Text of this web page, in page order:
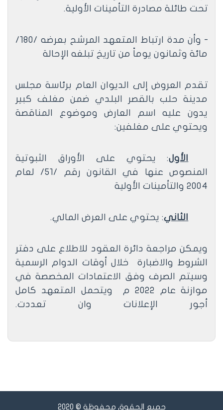
تحت طائلة مصادرة التأمينات الأولية.
- وأن مدة ارتباط المتعهد المرشح بعرضه /180/
مائة وثمانون يوماً من تاريخ تبلغه الإحالة
تقدم العروض إلى الديوان العام برئاسة مجلس
مدينة حلب بالقصر البلدي ضمن مغلف كبير
يدون عليه اسم العارض وموضوع المناقصة
ويحتوي على مغلفين:
الأول: يحتوي على الأوراق الثبوتية
المنصوص عنها في القانون رقم /51/ لعام
2004 والتأمينات الأولية
الثاني: يحتوي على العرض المالي.
ويمكن مراجعة دائرة العقود للاطلاع على دفتر
الشروط والاضبارة
خلال أوقات الدوام الرسمية
وسيتم الصرف وفق الاعتمادات المخصصة في
موازنة عام 2022 م
ويتحمل المتعهد كامل
أجور الإعلانات وان تعددت.
جميع الحقوق محفوظة © 2020